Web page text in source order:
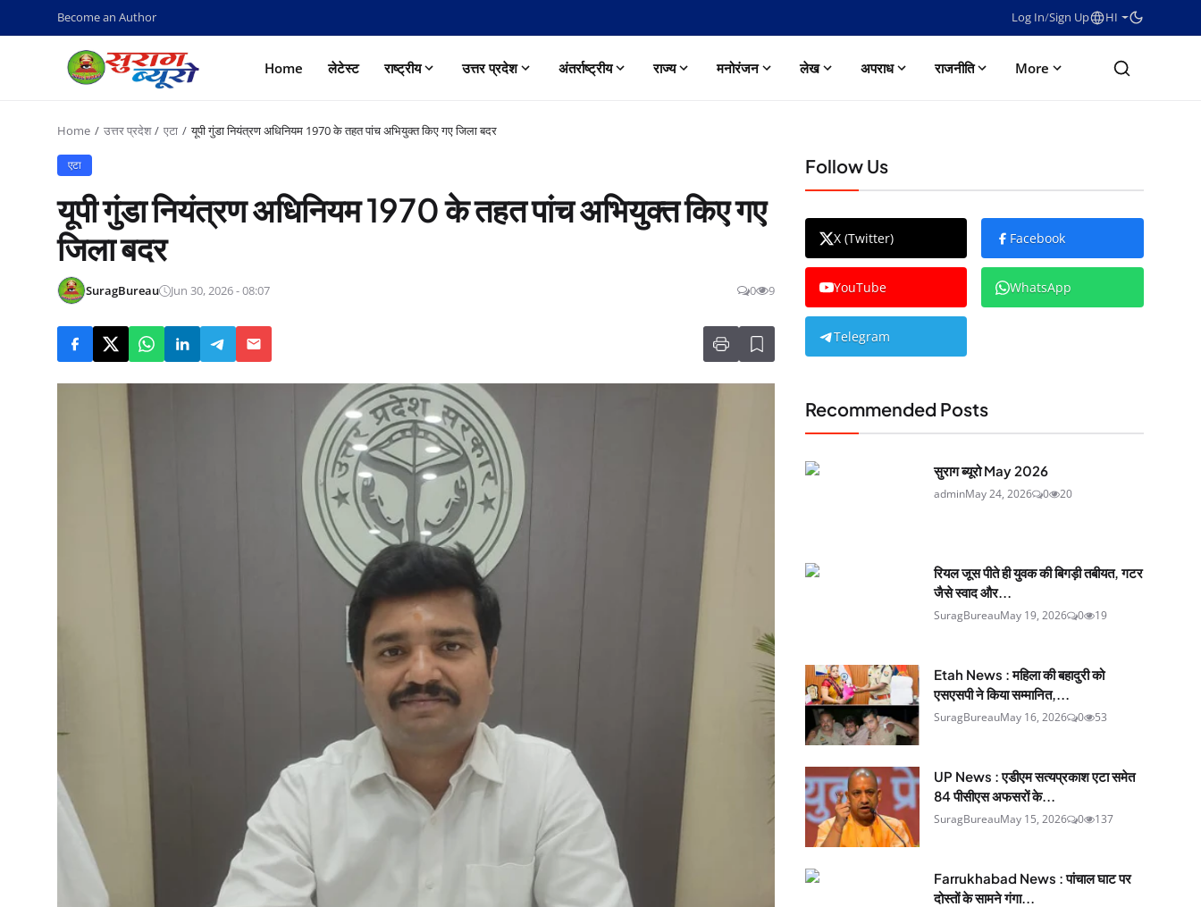
Become an Author Log In/Sign Up HI
Home लेटेस्ट राष्ट्रीय उत्तर प्रदेश अंतर्राष्ट्रीय राज्य मनोरंजन लेख अपराध राजनीति More
Home उत्तर प्रदेश एटा यूपी गुंडा नियंत्रण अधिनियम 1970 के तहत पांच अभियुक्त किए गए जिला बदर
एटा
यूपी गुंडा नियंत्रण अधिनियम 1970 के तहत पांच अभियुक्त किए गए
जिला बदर
SuragBureau Jun 30, 2026 - 08:07 0 9
Follow Us
X (Twitter) Facebook
YouTube WhatsApp
Telegram
Recommended Posts
सुराग ब्यूरो May 2026
adminMay 24, 2026 0 20
रियल जूस पीते ही युवक की बिगड़ी तबीयत, गटर
जैसे स्वाद और...
SuragBureauMay 19, 2026 0 19
Etah News : महिला की बहादुरी को
एसएसपी ने किया सम्मानित,...
SuragBureauMay 16, 2026 0 53
UP News : एडीएम सत्यप्रकाश एटा समेत
84 पीसीएस अफसरों के...
SuragBureauMay 15, 2026 0 137
Farrukhabad News : पांचाल घाट पर
दोस्तों के सामने गंगा...